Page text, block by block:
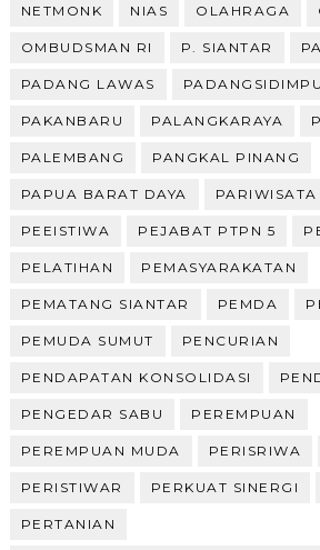
NETMONK NIAS OLAHRAGA
OMBUDSMAN RI P. SIANTAR
PADANG LAWAS
PAKANBARU PALANGKARAYA
PALEMBANG PANGKAL PINANG
PAPUA BARAT DAYA PARIWISATA
PEEISTIWA PEJABAT PTPN 5
PELATIHAN PEMASYARAKATAN
PEMATANG SIANTAR PEMDA
PEMUDA SUMUT PENCURIAN
PENDAPATAN KONSOLIDASI
PENGEDAR SABU PEREMPUAN
PEREMPUAN MUDA PERISRIWA
PERISTIWAR PERKUAT SINERGI
PERTANIAN